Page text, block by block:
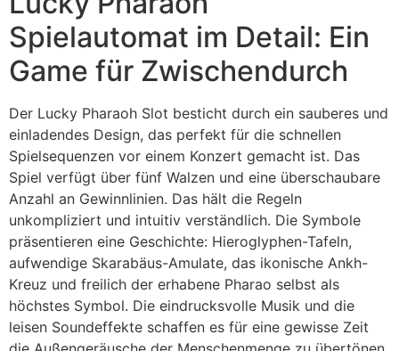
Spielautomat im Detail: Ein
Game für Zwischendurch
Der Lucky Pharaoh Slot besticht durch ein sauberes und
einladendes Design, das perfekt für die schnellen
Spielsequenzen vor einem Konzert gemacht ist. Das
Spiel verfügt über fünf Walzen und eine überschaubare
Anzahl an Gewinnlinien. Das hält die Regeln
unkompliziert und intuitiv verständlich. Die Symbole
präsentieren eine Geschichte: Hieroglyphen-Tafeln,
aufwendige Skarabäus-Amulate, das ikonische Ankh-
Kreuz und freilich der erhabene Pharao selbst als
höchstes Symbol. Die eindrucksvolle Musik und die
leisen Soundeffekte schaffen es für eine gewisse Zeit